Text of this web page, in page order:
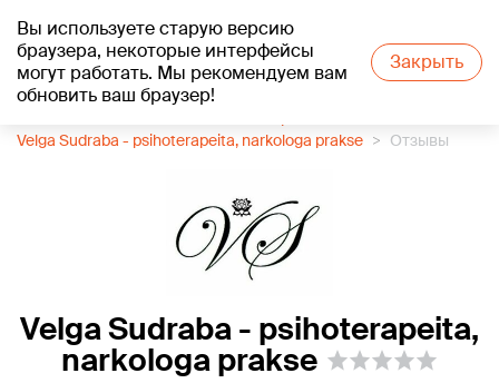
Вы используете старую версию
браузера, некоторые интерфейсы
могут работать. Мы рекомендуем вам
обновить ваш браузер!
Закрыть
+17°C
Velga Sudraba - psihoterapeita, narkologa prakse
Отзывы
Velga Sudraba - psihoterapeita,
narkologa prakse